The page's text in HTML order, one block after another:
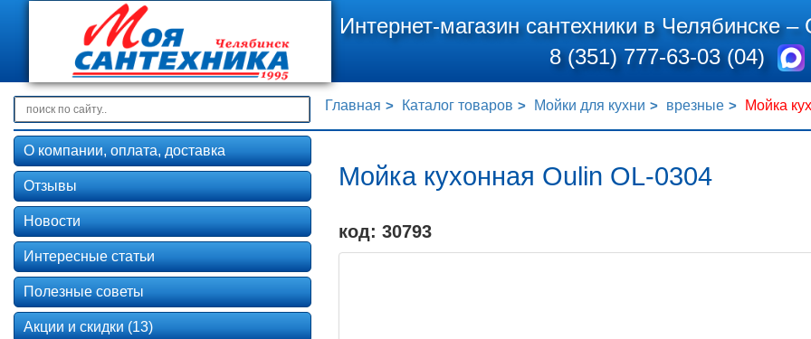
Интернет-магазин сантехники в Челябинске –
8 (351) 777-63-03 (04)
Главная Каталог товаров Мойки для кухни врезные Мойка
Мойка кухонная Oulin OL-0304
код: 30793
О компании, оплата, доставка
Отзывы
Новости
Интересные статьи
Полезные советы
Акции и скидки (13)